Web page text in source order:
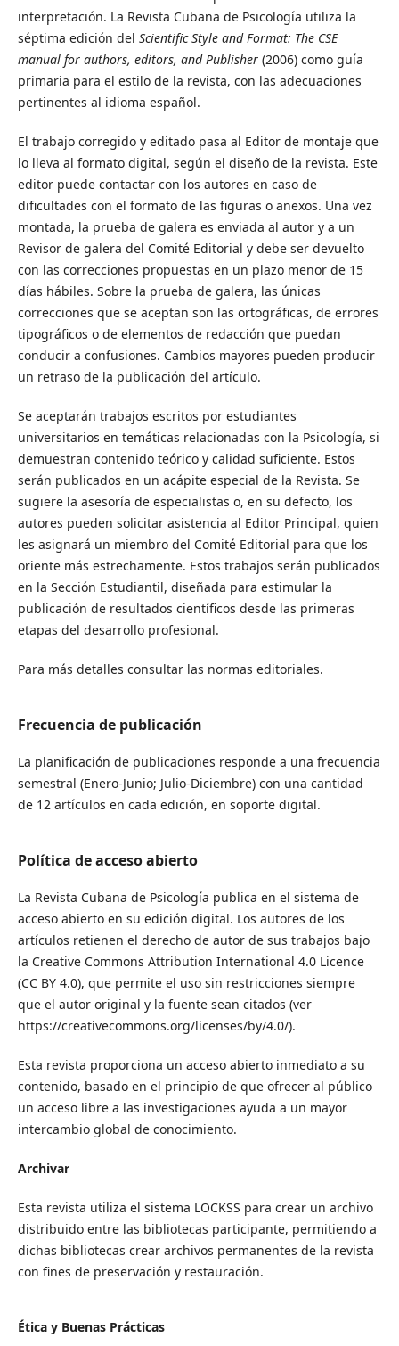
interpretación. La Revista Cubana de Psicología utiliza la
séptima edición del Scientific Style and Format: The CSE
manual for authors, editors, and Publisher(2006) como guía
primaria para el estilo de la revista, con las adecuaciones
pertinentes al idioma español.
El trabajo corregido y editado pasa al Editor de montaje que
lo lleva al formato digital, según el diseño de la revista. Este
editor puede contactar con los autores en caso de
dificultades con el formato de las figuras o anexos. Una vez
montada, la prueba de galera es enviada al autor y a un
Revisor de galera del Comité Editorial y debe ser devuelto
con las correcciones propuestas en un plazo menor de 15
días hábiles. Sobre la prueba de galera, las únicas
correcciones que se aceptan son las ortográficas, de errores
tipográficos o de elementos de redacción que puedan
conducir a confusiones. Cambios mayores pueden producir
un retraso de la publicación del artículo.
Se aceptarán trabajos escritos por estudiantes
universitarios en temáticas relacionadas con la Psicología, si
demuestran contenido teórico y calidad suficiente. Estos
serán publicados en un acápite especial de la Revista. Se
sugiere la asesoría de especialistas o, en su defecto, los
autores pueden solicitar asistencia al Editor Principal, quien
les asignará un miembro del Comité Editorial para que los
oriente más estrechamente. Estos trabajos serán publicados
en la Sección Estudiantil, diseñada para estimular la
publicación de resultados científicos desde las primeras
etapas del desarrollo profesional.
Para más detalles consultar las normas editoriales.
Frecuencia de publicación
La planificación de publicaciones responde a una frecuencia
semestral (Enero-Junio; Julio-Diciembre) con una cantidad
de 12 artículos en cada edición, en soporte digital.
Política de acceso abierto
La Revista Cubana de Psicología publica en el sistema de
acceso abierto en su edición digital. Los autores de los
artículos retienen el derecho de autor de sus trabajos bajo
la Creative Commons Attribution International 4.0 Licence
(CC BY 4.0), que permite el uso sin restricciones siempre
que el autor original y la fuente sean citados (ver
https://creativecommons.org/licenses/by/4.0/).
Esta revista proporciona un acceso abierto inmediato a su
contenido, basado en el principio de que ofrecer al público
un acceso libre a las investigaciones ayuda a un mayor
intercambio global de conocimiento.
Archivar
Esta revista utiliza el sistema LOCKSS para crear un archivo
distribuido entre las bibliotecas participante, permitiendo a
dichas bibliotecas crear archivos permanentes de la revista
con fines de preservación y restauración.
Ética y Buenas Prácticas